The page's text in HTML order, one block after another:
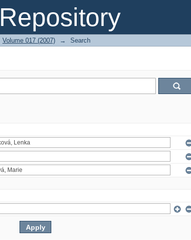
Volume 017 (2007) → Search